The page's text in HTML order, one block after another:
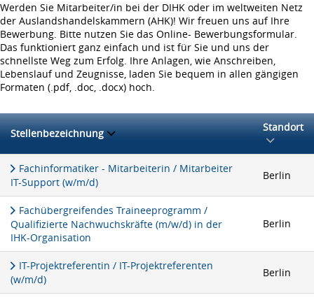
Werden Sie Mitarbeiter/in bei der DIHK oder im weltweiten Netz
der Auslandshandelskammern (AHK)! Wir freuen uns auf Ihre
Bewerbung. Bitte nutzen Sie das Online- Bewerbungsformular.
Das funktioniert ganz einfach und ist für Sie und uns der
schnellste Weg zum Erfolg. Ihre Anlagen, wie Anschreiben,
Lebenslauf und Zeugnisse, laden Sie bequem in allen gängigen
Formaten (.pdf, .doc, .docx) hoch.
Stellenbezeichnung Standort
Fachinformatiker - Mitarbeiterin / Mitarbeiter
IT-Support (w/m/d)
Berlin
Fachübergreifendes Traineeprogramm /
Qualifizierte Nachwuchskräfte (m/w/d) in der
IHK-Organisation
Berlin
IT-Projektreferentin / IT-Projektreferenten
(w/m/d)
Berlin